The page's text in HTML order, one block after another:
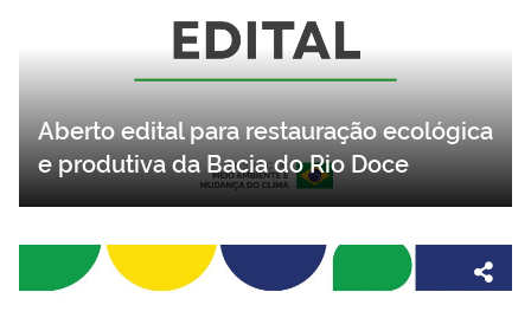
Aberto edital para restauração ecológica
e produtiva da Bacia do Rio Doce